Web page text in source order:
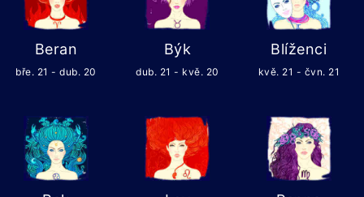
Beran
bře. 21 - dub. 20
Býk
dub. 21 - kvě. 20
Blíženci
kvě. 21 - čvn. 21